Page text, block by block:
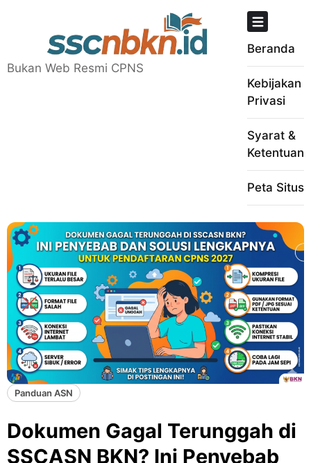
Bukan Web Resmi CPNS
Beranda
Kebijakan
Privasi
Syarat &
Ketentuan
Peta Situs
Panduan ASN
Dokumen Gagal Terunggah di
SSCASN BKN? Ini Penyebab